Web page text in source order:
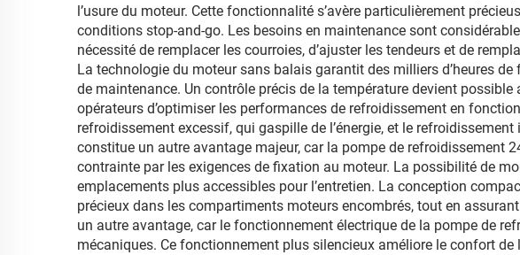
l’usure du moteur. Cette fonctionnalité s’avère particulièrement
conditions stop-and-go. Les besoins en maintenance sont
nécessité de remplacer les courroies, d’ajuster les tendeurs et de
La technologie du moteur sans balais garantit des milliers d’heures
de maintenance. Un contrôle précis de la température devient
opérateurs d’optimiser les performances de refroidissement en
refroidissement excessif, qui gaspille de l’énergie, et le
constitue un autre avantage majeur, car la pompe de refroidissement
contrainte par les exigences de fixation au moteur. La possibilité de
emplacements plus accessibles pour l’entretien. La conception
précieux dans les compartiments moteurs encombrés, tout en
un autre avantage, car le fonctionnement électrique de la pompe de
mécaniques. Ce fonctionnement plus silencieux améliore le confort